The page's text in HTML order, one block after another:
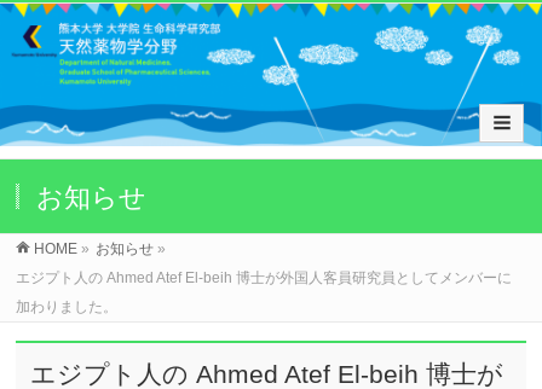
お知らせ
HOME » お知らせ »
エジプト人の Ahmed Atef El-beih 博士が外国人客員研究員としてメンバーに
加わりました。
エジプト人の Ahmed Atef El-beih 博士が